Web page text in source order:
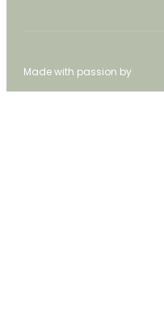
Made with passion by